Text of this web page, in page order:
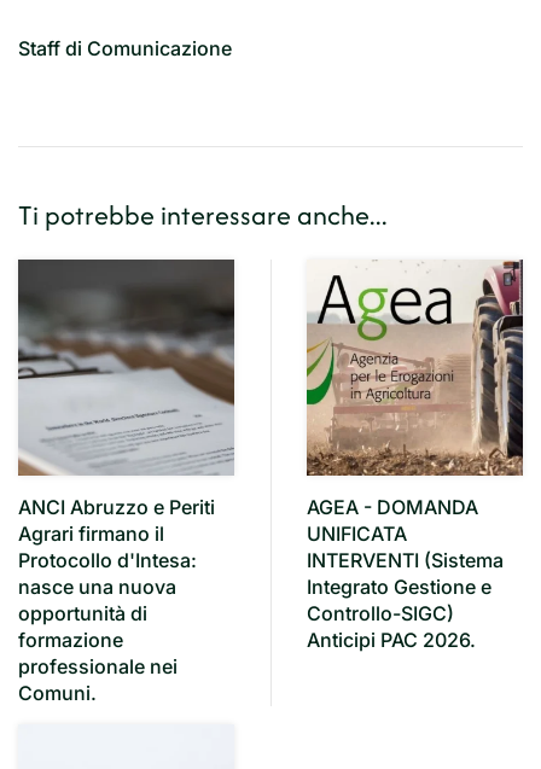
Staff di Comunicazione
Ti potrebbe interessare anche...
ANCI Abruzzo e Periti
Agrari firmano il
Protocollo d'Intesa:
nasce una nuova
opportunità di
formazione
professionale nei
Comuni.
AGEA - DOMANDA
UNIFICATA
INTERVENTI (Sistema
Integrato Gestione e
Controllo-SIGC)
Anticipi PAC 2026.